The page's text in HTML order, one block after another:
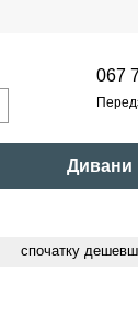
067
Дивани
спочатку